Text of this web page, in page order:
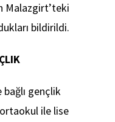
Malazgirt’teki
bildirildi.
bağlı gençlik
ile lise